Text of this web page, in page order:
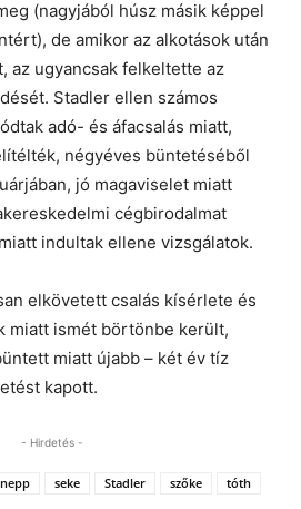
(nagyjából húsz másik képpel
de amikor az alkotások után
az ugyancsak felkeltette az
Stadler ellen számos
adó- és áfacsalás miatt,
négyéves büntetéséből
jó magaviselet miatt
cégbirodalmat
indultak ellene vizsgálatok.
elkövetett csalás kísérlete és
miatt ismét börtönbe került,
miatt újabb – két év tíz
kapott.
- Hirdetés -
nepp seke Stadler szőke tóth